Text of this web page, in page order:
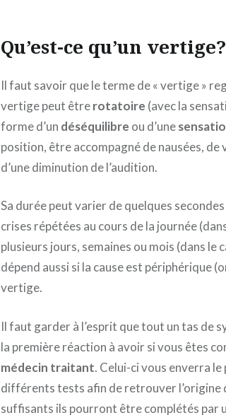
Qu’est-ce qu’un vertige?
Il faut savoir que le terme de « vertige »
vertige peut êtrerotatoire (avec la
forme d’un déséquilibre ou d’une
position, être accompagné de nausées, de
d’une diminution de l’audition.
Sa durée peut varier de quelques
crises répétées au cours de la journée
plusieurs jours, semaines ou mois (dans le
dépend aussi si la cause est périphérique
vertige.
Il faut garder à l’esprit que tout un tas de
la première réaction à avoir si vous êtes
médecin traitant. Celui-ci vous enverra
différents tests afin de retrouver l’origine
suffisants ils pourront être complétés par